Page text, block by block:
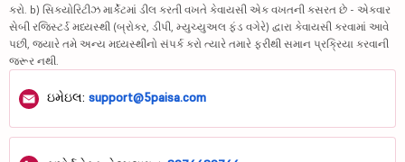
સિલ્વર ટચ ટે... 200 2491.18
ઇન્વેન્ટુરસ ... 1745.1 29822.18
કેપીઆઈટી ટેક...
એફલ 3 આઈ લિમ... 1641.3 23150
કરો. b) સિક્યોરિટીઝ માર્કેટમાં ડીલ કરતી વખતે કેવાયસી એક વખતની કસરત છે - એકવાર
સેબી રજિસ્ટર્ડ મધ્યસ્થી (બ્રોકર, ડીપી, મ્યુચ્યુઅલ ફંડ વગેરે) દ્વારા કેવાયસી કરવામાં આવે
પછી, જ્યારે તમે અન્ય મધ્યસ્થીનો સંપર્ક કરો ત્યારે તમારે ફરીથી સમાન પ્રક્રિયા કરવાની
જરૂર નથી.
ઇમેઇલ: support@5paisa.com